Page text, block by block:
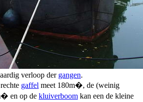
verloop der gangen.
gaffel meet 180m�, de (weinig
en op de kluiverboom kan een de kleine